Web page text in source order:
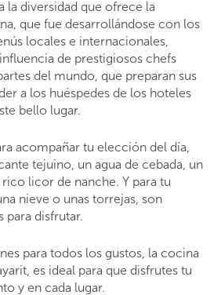
la diversidad que ofrece la
que fue desarrollándose con los
locales e internacionales,
de prestigiosos chefs
del mundo, que preparan sus
a los huéspedes de los hoteles
bello lugar.
acompañar tu elección del día,
tejuino, un agua de cebada, un
licor de nanche. Y para tu
nieve o unas torrejas, son
para disfrutar.
para todos los gustos, la cocina
es ideal para que disfrutes tu
y en cada lugar.